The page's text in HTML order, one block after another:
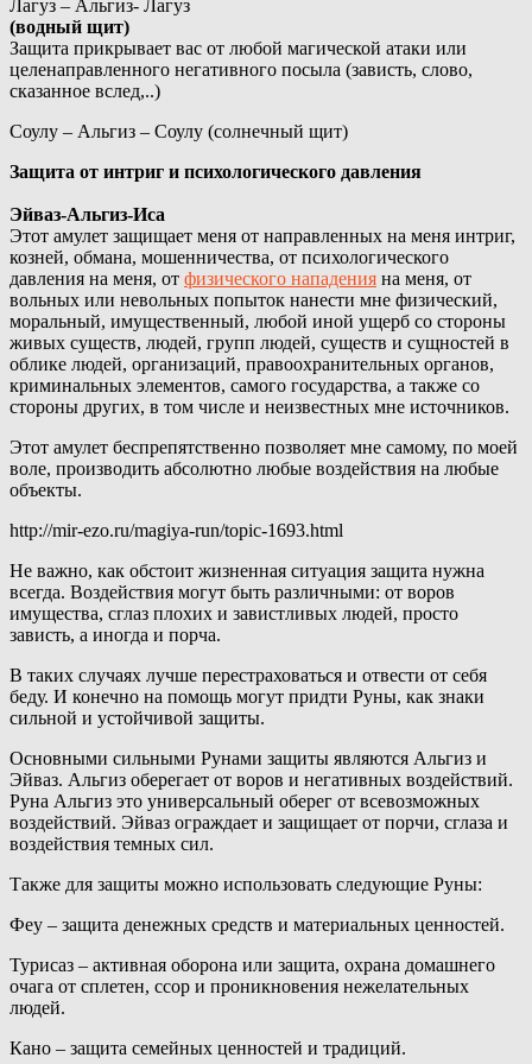
Лагуз – Альгиз- Лагуз
(водный щит)
Защита прикрывает вас от любой магической атаки или
целенаправленного негативного посыла (зависть, слово,
сказанное вслед,..)
Соулу – Альгиз – Соулу (солнечный щит)
Защита от интриг и психологического давления
Эйваз-Альгиз-Иса
Этот амулет защищает меня от направленных на меня интриг,
козней, обмана, мошенничества, от психологического
давления на меня, от физического нападения на меня, от
вольных или невольных попыток нанести мне физический,
моральный, имущественный, любой иной ущерб со стороны
живых существ, людей, групп людей, существ и сущностей в
облике людей, организаций, правоохранительных органов,
криминальных элементов, самого государства, а также со
стороны других, в том числе и неизвестных мне источников.
Этот амулет беспрепятственно позволяет мне самому, по моей
воле, производить абсолютно любые воздействия на любые
объекты.
http://mir-ezo.ru/magiya-run/topic-1693.html
Не важно, как обстоит жизненная ситуация защита нужна
всегда. Воздействия могут быть различными: от воров
имущества, сглаз плохих и завистливых людей, просто
зависть, а иногда и порча.
В таких случаях лучше перестраховаться и отвести от себя
беду. И конечно на помощь могут придти Руны, как знаки
сильной и устойчивой защиты.
Основными сильными Рунами защиты являются Альгиз и
Эйваз. Альгиз оберегает от воров и негативных воздействий.
Руна Альгиз это универсальный оберег от всевозможных
воздействий. Эйваз ограждает и защищает от порчи, сглаза и
воздействия темных сил.
Также для защиты можно использовать следующие Руны:
Феу – защита денежных средств и материальных ценностей.
Турисаз – активная оборона или защита, охрана домашнего
очага от сплетен, ссор и проникновения нежелательных
людей.
Кано – защита семейных ценностей и традиций.